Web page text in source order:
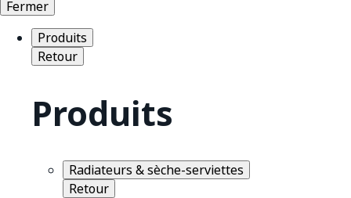
Fermer
Produits
Retour
Produits
Radiateurs & sèche-serviettes
Retour